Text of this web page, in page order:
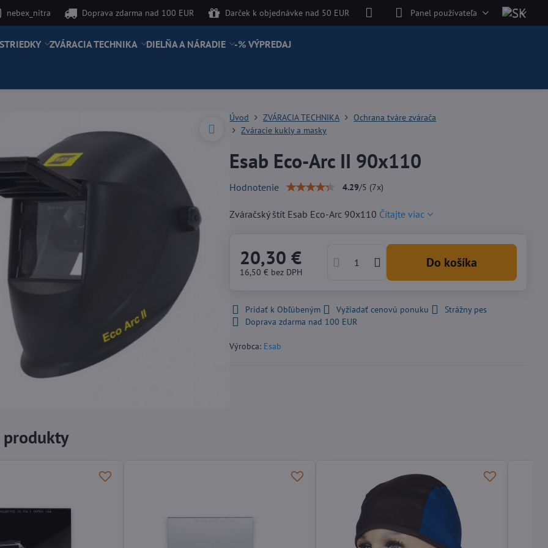
nebex_nitra Doprava zdarma nad 100 EUR Darček k objednávke nad 50 EUR Panel používateľa
ZVÁRACIA TECHNIKA DIELŇA A NÁRADIE -% VÝPREDAJ
Úvod ZVÁRACIA TECHNIKA
Ochrana tváre zvárača
Zváracie kukly a masky
Esab Eco-Arc II 90x110
Hodnotenie 4.29/5 (7x)
Zváračský štít Esab Eco-Arc 90x110 Čítajte viac
20,30 €
16,50 € bez DPH
Do košíka
Pridať k Obľúbeným Vyžiadať cenovú ponuku
Strážny pes
Doprava zdarma nad 100 EUR
Výrobca: Esab
produkty